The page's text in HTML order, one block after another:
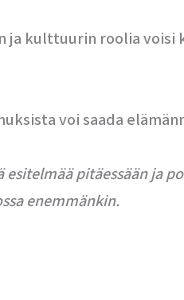
kulttuurin roolia voisi
voi saada
pitäessään ja
enemmänkin.